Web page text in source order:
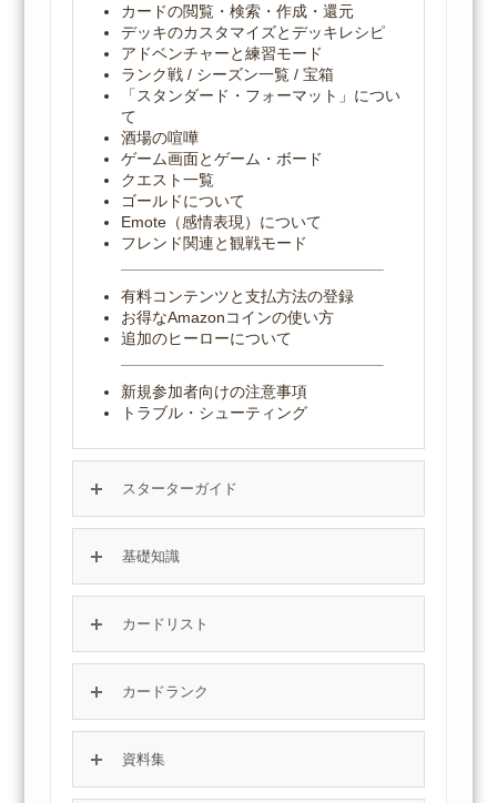
カードの閲覧・検索・作成・還元
デッキのカスタマイズとデッキレシピ
アドベンチャーと練習モード
ランク戦 / シーズン一覧 / 宝箱
「スタンダード・フォーマット」につい
て
酒場の喧嘩
ゲーム画面とゲーム・ボード
クエスト一覧
ゴールドについて
Emote（感情表現）について
フレンド関連と観戦モード
有料コンテンツと支払方法の登録
お得なAmazonコインの使い方
追加のヒーローについて
新規参加者向けの注意事項
トラブル・シューティング
スターターガイド
基礎知識
カードリスト
カードランク
資料集